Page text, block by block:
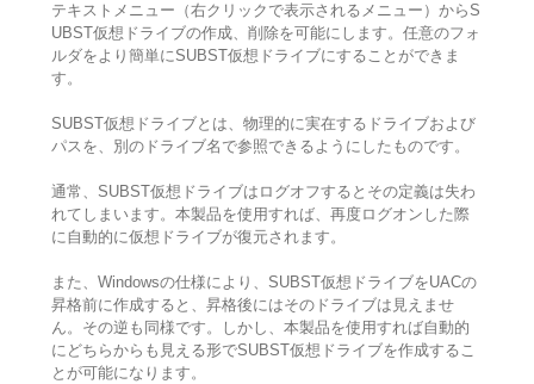
テキストメニュー（右クリックで表示されるメニュー）からS
UBST仮想ドライブの作成、削除を可能にします。任意のフォ
ルダをより簡単にSUBST仮想ドライブにすることができま
す。
SUBST仮想ドライブとは、物理的に実在するドライブおよび
パスを、別のドライブ名で参照できるようにしたものです。
通常、SUBST仮想ドライブはログオフするとその定義は失わ
れてしまいます。本製品を使用すれば、再度ログオンした際
に自動的に仮想ドライブが復元されます。
また、Windowsの仕様により、SUBST仮想ドライブをUACの
昇格前に作成すると、昇格後にはそのドライブは見えませ
ん。その逆も同様です。しかし、本製品を使用すれば自動的
にどちらからも見える形でSUBST仮想ドライブを作成するこ
とが可能になります。